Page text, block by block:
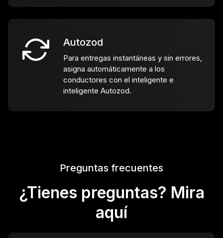
Autozod
Para entregas instantáneas y sin errores,
asigna automáticamente a los
conductores con el inteligente e
inteligente Autozod.
Preguntas frecuentes
¿Tienes preguntas? Mira
aquí